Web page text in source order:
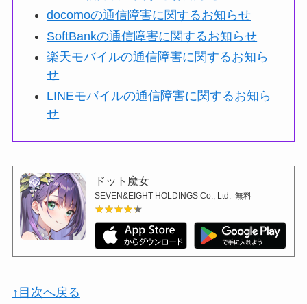
docomoの通信障害に関するお知らせ
SoftBankの通信障害に関するお知らせ
楽天モバイルの通信障害に関するお知ら
せ
LINEモバイルの通信障害に関するお知ら
せ
ドット魔女
SEVEN&EIGHT HOLDINGS Co., Ltd. 無料
★★★★★
★★★★★
↑目次へ戻る